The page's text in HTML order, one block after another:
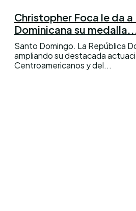
Christopher Foca le da a
Dominicana su
Santo Domingo. La República
ampliando su destacada
Centroamericanos y del...